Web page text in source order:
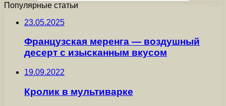
Популярные статьи
23.05.2025
Французская меренга — воздушный
десерт с изысканным вкусом
19.09.2022
Кролик в мультиварке